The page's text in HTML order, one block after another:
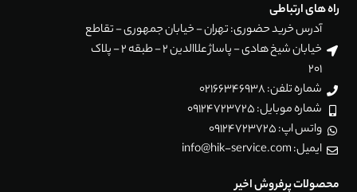
راه های ارتباطی
آدرس خرید حضوری: تهران - خیابان جمهوری - تقاطع
خیابان شیخ هادی - پاساژ علاالدین 2 - طبقه 2 - پلاک
201
شماره تلفن: 02166346938
شماره موبایل: 09124723725
واتس اپ: 09124723725
ایمیل: info@hik-service.com
محصولات پرفروش اخیر